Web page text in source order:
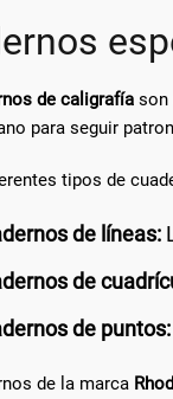
de caligrafía son
para seguir
tipos de
de líneas:
de
de puntos:
de la marca